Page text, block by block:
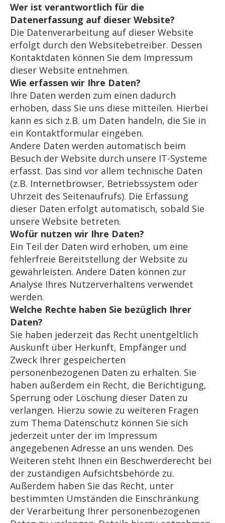
Wer ist verantwortlich für die
Datenerfassung auf dieser Website?
Die Datenverarbeitung auf dieser Website
erfolgt durch den Websitebetreiber. Dessen
Kontaktdaten können Sie dem Impressum
dieser Website entnehmen.
Wie erfassen wir Ihre Daten?
Ihre Daten werden zum einen dadurch
erhoben, dass Sie uns diese mitteilen. Hierbei
kann es sich z.B. um Daten handeln, die Sie in
ein Kontaktformular eingeben.
Andere Daten werden automatisch beim
Besuch der Website durch unsere IT-Systeme
erfasst. Das sind vor allem technische Daten
(z.B. Internetbrowser, Betriebssystem oder
Uhrzeit des Seitenaufrufs). Die Erfassung
dieser Daten erfolgt automatisch, sobald Sie
unsere Website betreten.
Wofür nutzen wir Ihre Daten?
Ein Teil der Daten wird erhoben, um eine
fehlerfreie Bereitstellung der Website zu
gewährleisten. Andere Daten können zur
Analyse Ihres Nutzerverhaltens verwendet
werden.
Welche Rechte haben Sie bezüglich Ihrer
Daten?
Sie haben jederzeit das Recht unentgeltlich
Auskunft über Herkunft, Empfänger und
Zweck Ihrer gespeicherten
personenbezogenen Daten zu erhalten. Sie
haben außerdem ein Recht, die Berichtigung,
Sperrung oder Löschung dieser Daten zu
verlangen. Hierzu sowie zu weiteren Fragen
zum Thema Datenschutz können Sie sich
jederzeit unter der im Impressum
angegebenen Adresse an uns wenden. Des
Weiteren steht Ihnen ein Beschwerderecht bei
der zuständigen Aufsichtsbehörde zu.
Außerdem haben Sie das Recht, unter
bestimmten Umständen die Einschränkung
der Verarbeitung Ihrer personenbezogenen